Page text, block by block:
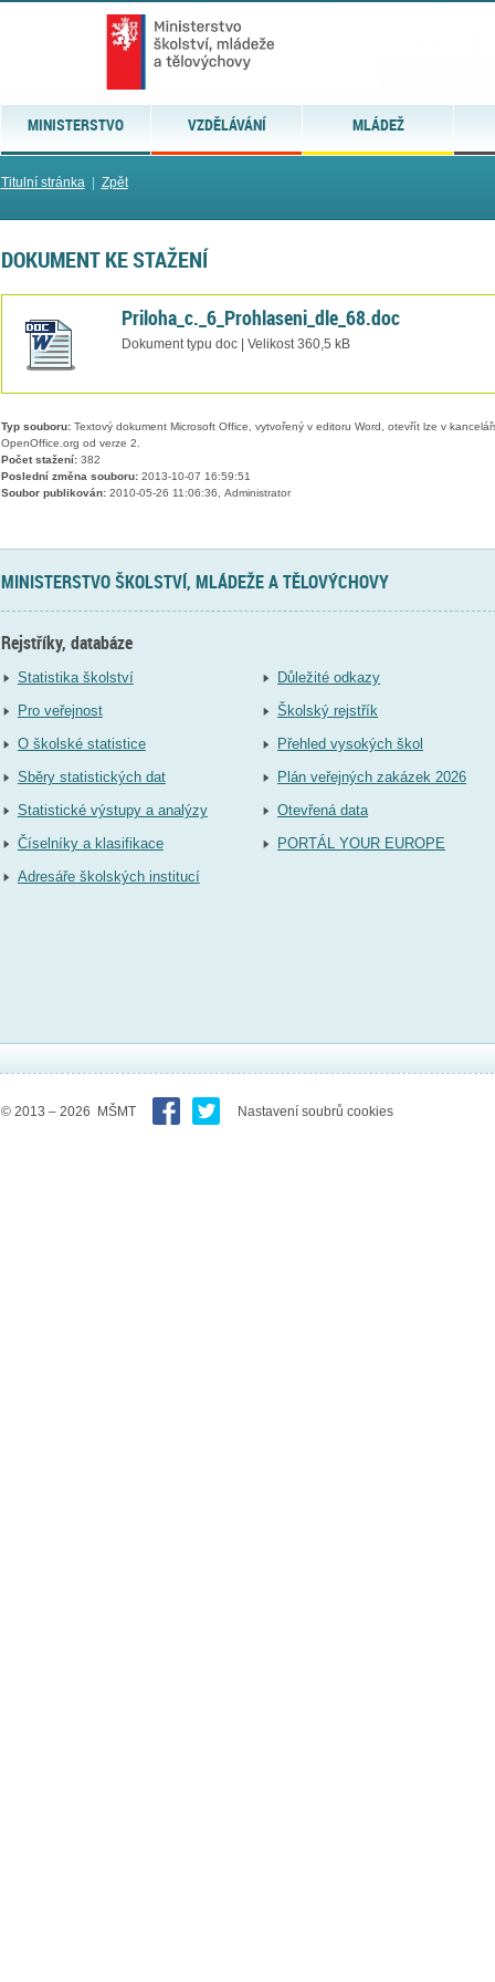
MINISTERSTVO VZDĚLÁVÁNÍ MLÁDEŽ
Titulní stránka| Zpět
DOKUMENT KE STAŽENÍ
Priloha_c._6_Prohlaseni_dle_68.doc
Dokument typu doc | Velikost 360,5 kB
Typ souboru:Textový dokument Microsoft Office, vytvořený v editoru Word, otevřít lze v
OpenOffice.org od verze 2.
Počet stažení:382
Poslední změna souboru:2013-10-07 16:59:51
Soubor publikován:2010-05-26 11:06:36, Administrator
MINISTERSTVO ŠKOLSTVÍ, MLÁDEŽE A TĚLOVÝCHOVY
Rejstříky, databáze
Statistika školství
Pro veřejnost
O školské statistice
Sběry statistických dat
Statistické výstupy a analýzy
Číselníky a klasifikace
Adresáře školských institucí
Důležité odkazy
Školský rejstřík
Přehled vysokých škol
Plán veřejných zakázek 2026
Otevřená data
PORTÁL YOUR EUROPE
© 2013 – 2026 MŠMT Nastavení soubrů cookies